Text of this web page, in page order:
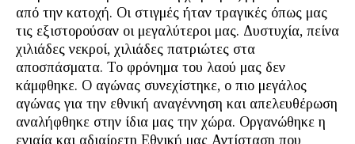
από την κατοχή. Οι στιγμές ήταν τραγικές όπως μας
τις εξιστορούσαν οι μεγαλύτεροι μας. Δυστυχία, πείνα
χιλιάδες νεκροί, χιλιάδες πατριώτες στα
αποσπάσματα. Το φρόνημα του λαού μας δεν
κάμφθηκε. Ο αγώνας συνεχίστηκε, ο πιο μεγάλος
αγώνας για την εθνική αναγέννηση και απελευθέρωση
αναλήφθηκε στην ίδια μας την χώρα. Οργανώθηκε η
ενιαία και αδιαίρετη Εθνική μας Αντίσταση που